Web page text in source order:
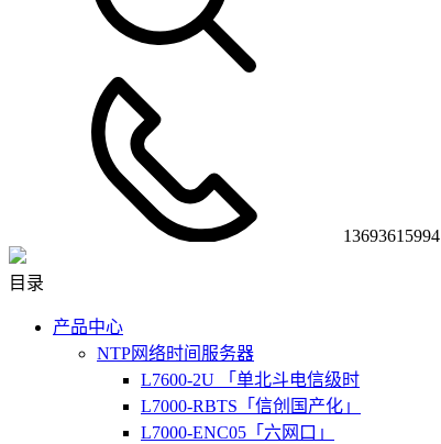
13693615994
目录
产品中心
NTP网络时间服务器
L7600-2U 「单北斗电信级时
L7000-RBTS「信创国产化」
L7000-ENC05「六网口」